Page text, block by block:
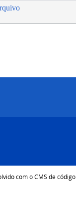
com o CMS de